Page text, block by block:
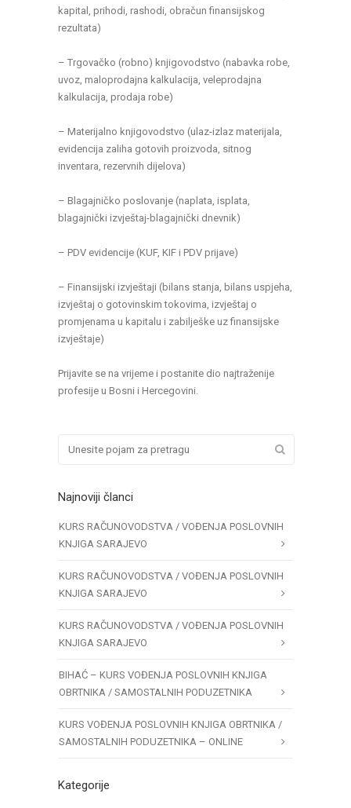
kapital, prihodi, rashodi, obračun finansijskog
rezultata)
– Trgovačko (robno) knjigovodstvo (nabavka robe,
uvoz, maloprodajna kalkulacija, veleprodajna
kalkulacija, prodaja robe)
– Materijalno knjigovodstvo (ulaz-izlaz materijala,
evidencija zaliha gotovih proizvoda, sitnog
inventara, rezervnih dijelova)
– Blagajničko poslovanje (naplata, isplata,
blagajnički izvještaj-blagajnički dnevnik)
– PDV evidencije (KUF, KIF i PDV prijave)
– Finansijski izvještaji (bilans stanja, bilans uspjeha,
izvještaj o gotovinskim tokovima, izvještaj o
promjenama u kapitalu i zabilješke uz finansijske
izvještaje)
Prijavite se na vrijeme i postanite dio najtraženije
profesije u Bosni i Hercegovini.
Najnoviji članci
KURS RAČUNOVODSTVA / VOĐENJA POSLOVNIH
KNJIGA SARAJEVO
KURS RAČUNOVODSTVA / VOĐENJA POSLOVNIH
KNJIGA SARAJEVO
KURS RAČUNOVODSTVA / VOĐENJA POSLOVNIH
KNJIGA SARAJEVO
BIHAĆ – KURS VOĐENJA POSLOVNIH KNJIGA
OBRTNIKA / SAMOSTALNIH PODUZETNIKA
KURS VOĐENJA POSLOVNIH KNJIGA OBRTNIKA /
SAMOSTALNIH PODUZETNIKA – ONLINE
Kategorije